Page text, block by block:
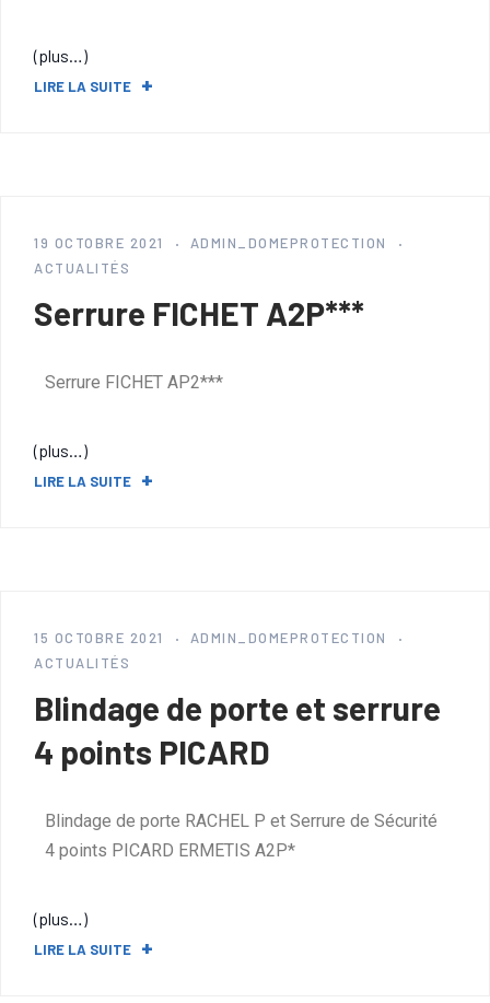
(plus…)
LIRE LA SUITE
19 OCTOBRE 2021
ADMIN_DOMEPROTECTION
ACTUALITÉS
Serrure FICHET A2P***
Serrure FICHET AP2***
(plus…)
LIRE LA SUITE
15 OCTOBRE 2021
ADMIN_DOMEPROTECTION
ACTUALITÉS
Blindage de porte et serrure
4 points PICARD
Blindage de porte RACHEL P et Serrure de Sécurité
4 points PICARD ERMETIS A2P*
(plus…)
LIRE LA SUITE